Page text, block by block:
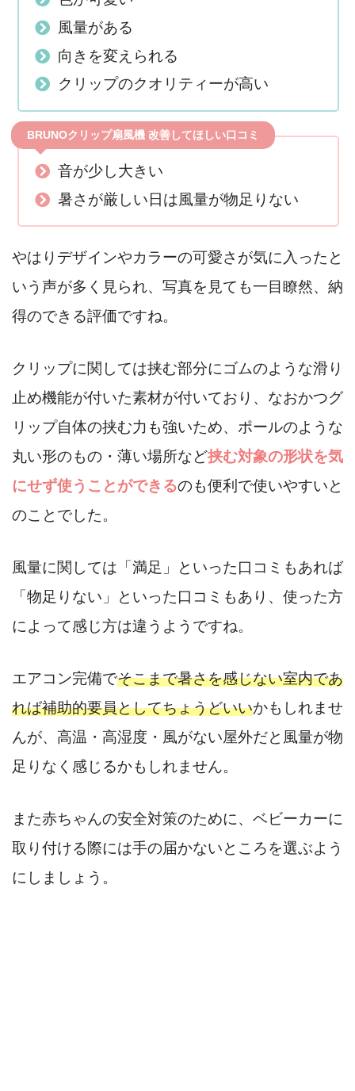
風量がある
向きを変えられる
クリップのクオリティーが高い
BRUNOクリップ扇風機 改善してほしい口コミ
音が少し大きい
暑さが厳しい日は風量が物足りない
やはりデザインやカラーの可愛さが気に入ったと
いう声が多く見られ、写真を見ても一目瞭然、納
得のできる評価ですね。
クリップに関しては挟む部分にゴムのような滑り
止め機能が付いた素材が付いており、なおかつグ
リップ自体の挟む力も強いため、ポールのような
丸い形のもの・薄い場所など挟む対象の形状を気
にせず使うことができるのも便利で使いやすいと
のことでした。
風量に関しては「満足」といった口コミもあれば
「物足りない」といった口コミもあり、使った方
によって感じ方は違うようですね。
エアコン完備でそこまで暑さを感じない室内であ
れば補助的要員としてちょうどいいかもしれませ
んが、高温・高湿度・風がない屋外だと風量が物
足りなく感じるかもしれません。
また赤ちゃんの安全対策のために、ベビーカーに
取り付ける際には手の届かないところを選ぶよう
にしましょう。